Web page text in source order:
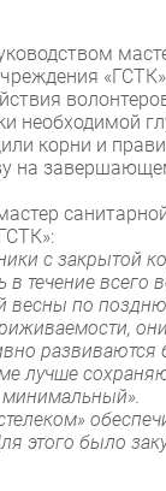
ИТ
необходимой
корни и
на
с закрытой
течение всего
весны по
развиваются
лучше
этого было